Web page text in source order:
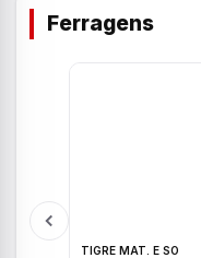
Ferragens
TIGRE MAT. E SO